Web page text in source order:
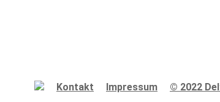
Kontakt Impressum © 2022